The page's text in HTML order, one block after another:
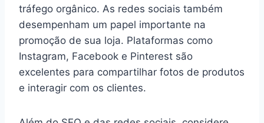
tráfego orgânico. As redes sociais também
desempenham um papel importante na
promoção de sua loja. Plataformas como
Instagram, Facebook e Pinterest são
excelentes para compartilhar fotos de produtos
e interagir com os clientes.